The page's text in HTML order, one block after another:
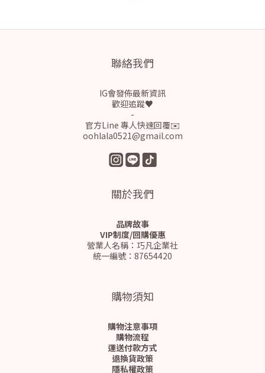
聯絡我們
IG會發佈最新資訊
歡迎追蹤♥
-
官方Line 專人快速回覆✉️
oohlala0521@gmail.com
關於我們
品牌故事
VIP制度/回購優惠
營業人名稱：巧凡企業社
統一編號：87654420
購物須知
購物注意事項
購物流程
運送付款方式
退換貨政策
隱私權政策